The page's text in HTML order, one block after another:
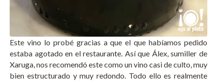
Este vino lo probé gracias a que el que habíamos pedido
estaba agotado en el restaurante. Así que Álex, sumiller de
Xaruga, nos recomendó este como un vino casi de culto, muy
bien estructurado y muy redondo. Todo ello es realmente